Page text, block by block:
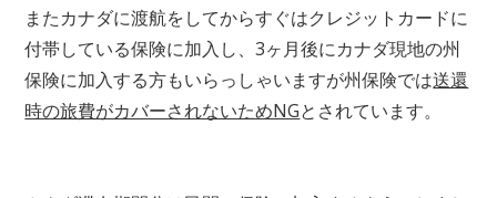
またカナダに渡航をしてからすぐはクレジットカードに
付帯している保険に加入し、3ヶ月後にカナダ現地の州
保険に加入する方もいらっしゃいますが州保険では送還
時の旅費がカバーされないためNGとされています。